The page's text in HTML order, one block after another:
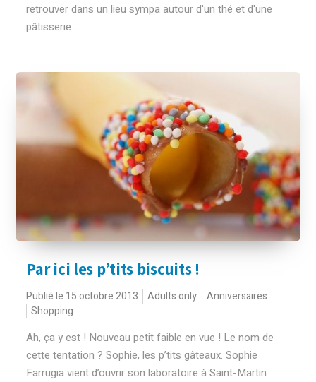
retrouver dans un lieu sympa autour d'un thé et d'une
pâtisserie...
Par ici les p’tits biscuits !
Publié le 15 octobre 2013 Adults only
Anniversaires
Shopping
Ah, ça y est ! Nouveau petit faible en vue ! Le nom de
cette tentation ? Sophie, les p’tits gâteaux. Sophie
Farrugia vient d’ouvrir son laboratoire à Saint-Martin